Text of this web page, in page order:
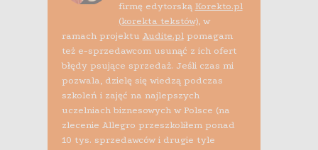
firmę edytorską Korekto.pl
(korekta tekstów), w
ramach projektu Audite.plpomagam
też e-sprzedawcom usunąć z ich ofert
błędy psujące sprzedaż. Jeśli czas mi
pozwala, dzielę się wiedzą podczas
szkoleń i zajęć na najlepszych
uczelniach biznesowych w Polsce (na
zlecenie Allegro przeszkoliłem ponad
10 tys. sprzedawców i drugie tyle